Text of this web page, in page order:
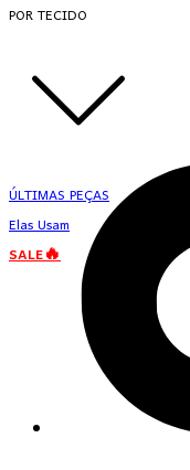
POR TECIDO
ÚLTIMAS PEÇAS
Elas Usam
SALE🔥